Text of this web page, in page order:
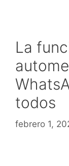
La
todos
febrero 1,